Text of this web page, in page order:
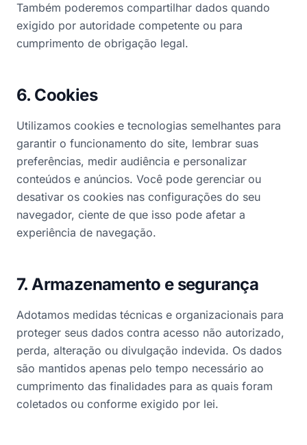
Também poderemos compartilhar dados quando
exigido por autoridade competente ou para
cumprimento de obrigação legal.
6. Cookies
Utilizamos cookies e tecnologias semelhantes para
garantir o funcionamento do site, lembrar suas
preferências, medir audiência e personalizar
conteúdos e anúncios. Você pode gerenciar ou
desativar os cookies nas configurações do seu
navegador, ciente de que isso pode afetar a
experiência de navegação.
7. Armazenamento e segurança
Adotamos medidas técnicas e organizacionais para
proteger seus dados contra acesso não autorizado,
perda, alteração ou divulgação indevida. Os dados
são mantidos apenas pelo tempo necessário ao
cumprimento das finalidades para as quais foram
coletados ou conforme exigido por lei.